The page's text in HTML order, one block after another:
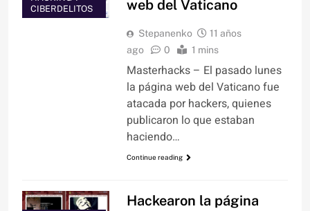
CIBERDELITOS
web del Vaticano
Stepanenko
11 años
ago
0 1 mins
Masterhacks – El pasado lunes
la página web del Vaticano fue
atacada por hackers, quienes
publicaron lo que estaban
haciendo…
Continue reading
Hackearon la página